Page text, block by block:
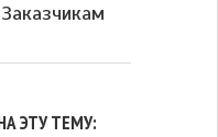
ЭТУ ТЕМУ: